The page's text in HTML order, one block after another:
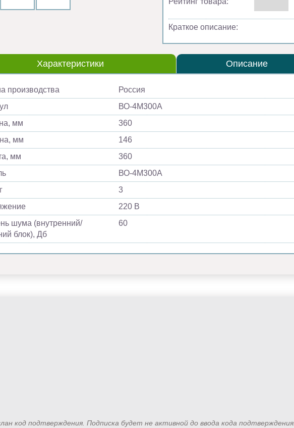
Краткое описание:
Характеристики Описание
производства
Россия
ВО-4М300A
мм
360
мм
146
мм
360
ВО-4М300A
3
220 В
шума (внутренний/
блок), Дб
60
код подтверждения. Подписка будет не активной до ввода кода подтверждения.